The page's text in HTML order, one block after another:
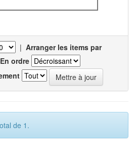
| Arranger les items par
En ordre
de 1.